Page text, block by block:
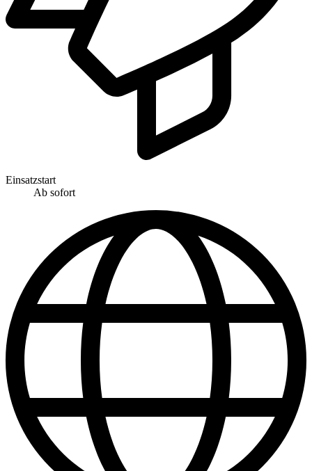
Einsatzstart
Ab sofort